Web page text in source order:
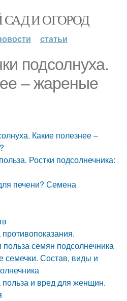
И ОГОРОД
статьи
подсолнуха.
– жареные
Какие полезнее –
Ростки подсолнечника:
печени? Семена
семян подсолнечника
Состав, виды и
и вред для женщин.